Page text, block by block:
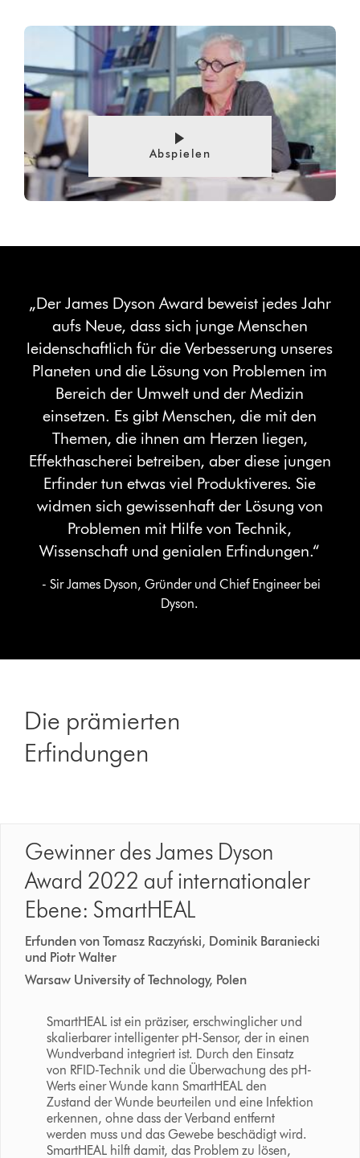
Abspielen
„Der James Dyson Award beweist jedes Jahr
aufs Neue, dass sich junge Menschen
leidenschaftlich für die Verbesserung unseres
Planeten und die Lösung von Problemen im
Bereich der Umwelt und der Medizin
einsetzen. Es gibt Menschen, die mit den
Themen, die ihnen am Herzen liegen,
Effekthascherei betreiben, aber diese jungen
Erfinder tun etwas viel Produktiveres. Sie
widmen sich gewissenhaft der Lösung von
Problemen mit Hilfe von Technik,
Wissenschaft und genialen Erfindungen.“
- Sir James Dyson, Gründer und Chief Engineer bei
Dyson.
Die prämierten
Erfindungen
Gewinner des James Dyson
Award 2022 auf internationaler
Ebene: SmartHEAL
Erfunden von Tomasz Raczyński, Dominik Baraniecki
und Piotr Walter
Warsaw University of Technology, Polen
SmartHEAL ist ein präziser, erschwinglicher und
skalierbarer intelligenter pH-Sensor, der in einen
Wundverband integriert ist. Durch den Einsatz
von RFID-Technik und die Überwachung des pH-
Werts einer Wunde kann SmartHEAL den
Zustand der Wunde beurteilen und eine Infektion
erkennen, ohne dass der Verband entfernt
werden muss und das Gewebe beschädigt wird.
SmartHEAL hilft damit, das Problem zu lösen,